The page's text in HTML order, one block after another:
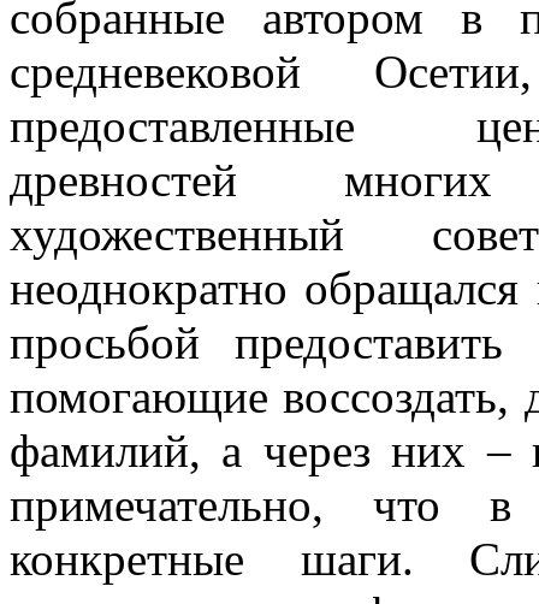
собранные автором в
средневековой
предоставленные
древностей
художественный
неоднократно
просьбой
помогающие воссоздать,
фамилий, а через них
примечательно, что
конкретные шаги.